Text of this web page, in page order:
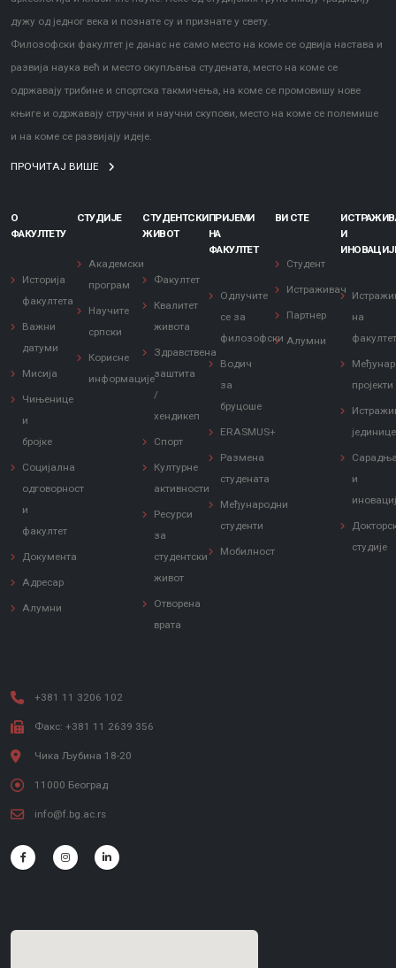
дужу од једног века и познате су и признате у свету.
Филозофски факултет је данас не само место на коме се одвија настава и
развија наука већ и место окупљања студената, место на коме се
одржавају трибине и спортска такмичења, на коме се промовишу нове
књиге и одржавају стручни и научни скупови, место на коме се полемише
и на коме се развијају идеје.
ПРОЧИТАЈ ВИШЕ
О
ФАКУЛТЕТУ
Историја
факултета
Важни
датуми
Мисија
Чињенице
и
бројке
Социјална
одговорност
и
факултет
Документа
Адресар
Алумни
СТУДИЈЕ
Академски
програм
Научите
српски
Корисне
информације
СТУДЕНТСКИ
ЖИВОТ
Факултет
Квалитет
живота
Здравствена
заштита
/
хендикеп
Спорт
Културне
активности
Ресурси
за
студентски
живот
Отворена
врата
ПРИЈЕМИ
НА
ФАКУЛТЕТ
Одлучите
се за
филозофски
Водич
за
бруцоше
ERASMUS+
Размена
студената
Међународни
студенти
Мобилност
ВИ СТЕ
Студент
Истраживач
Партнер
Алумни
И
на
пројекти
јединице
и
студије
+381 11 3206 102
Факс: +381 11 2639 356
Чика Љубина 18-20
11000 Београд
info@f.bg.ac.rs